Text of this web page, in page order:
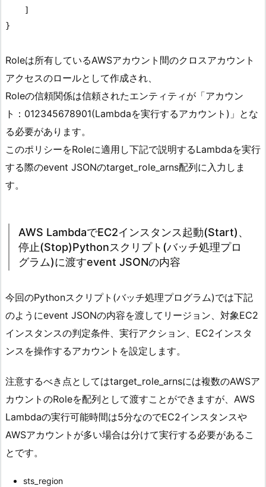
    ]
Roleは所有しているAWSアカウント間のクロスアカウント
アクセスのロールとして作成され、
Roleの信頼関係は信頼されたエンティティが「アカウン
ト：012345678901(Lambdaを実行するアカウント)」とな
る必要があります。
このポリシーをRoleに適用し下記で説明するLambdaを実行
する際のevent JSONのtarget_role_arns配列に入力しま
す。
AWS LambdaでEC2インスタンス起動(Start)、
停止(Stop)Pythonスクリプト(バッチ処理プロ
グラム)に渡すevent JSONの内容
今回のPythonスクリプト(バッチ処理プログラム)では下記
のようにevent JSONの内容を渡してリージョン、対象EC2
インスタンスの判定条件、実行アクション、EC2インスタ
ンスを操作するアカウントを設定します。
注意するべき点としてはtarget_role_arnsには複数のAWSア
カウントのRoleを配列として渡すことができますが、AWS
Lambdaの実行可能時間は5分なのでEC2インスタンスや
AWSアカウントが多い場合は分けて実行する必要があるこ
とです。
sts_region